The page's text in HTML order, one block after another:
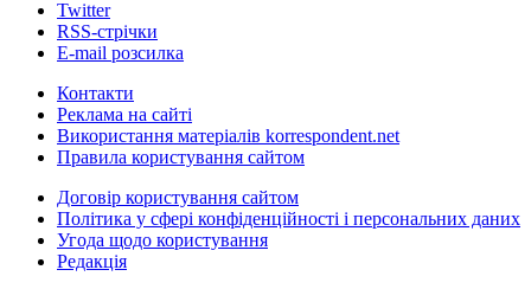
Twitter
RSS-стрічки
E-mail розсилка
Контакти
Реклама на сайті
Використання матеріалів korrespondent.net
Правила користування сайтом
Договір користування сайтом
Політика у сфері конфіденційності і персональних даних
Угода щодо користування
Редакція